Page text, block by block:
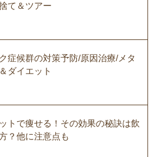
て＆ツアー
症候群の対策予防/原因治療/メタ
ダイエット
トで痩せる！その効果の秘訣は飲
？他に注意点も